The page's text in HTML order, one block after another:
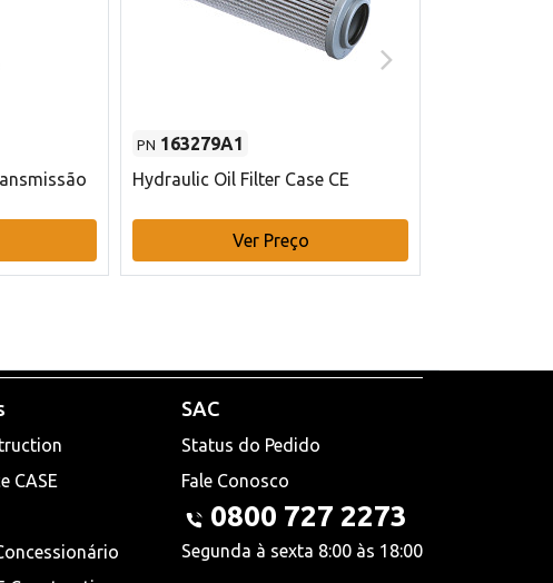
PN 163279A1
Hydraulic Oil Filter Case CE
Ver Preço
CASE
SAC
Status do Pedido
Fale Conosco
0800 727 2273
Segunda à sexta 8:00 às 18:00